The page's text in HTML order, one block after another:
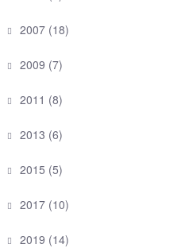
2007 (18)
2009 (7)
2011 (8)
2013 (6)
2015 (5)
2017 (10)
2019 (14)